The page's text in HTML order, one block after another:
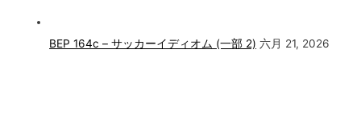
BEP 164c – サッカーイディオム (一部 2) 六月 21, 2026